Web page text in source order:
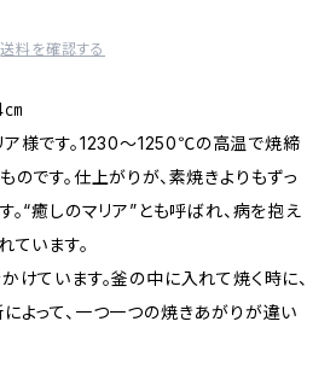
送料を確認する
ア様です。1230～1250℃の高温で焼締
のです。仕上がりが、素焼きよりもずっ
。“癒しのマリア”とも呼ばれ、病を抱え
ています。
けています。釜の中に入れて焼く時に、
よって、一つ一つの焼きあがりが違い